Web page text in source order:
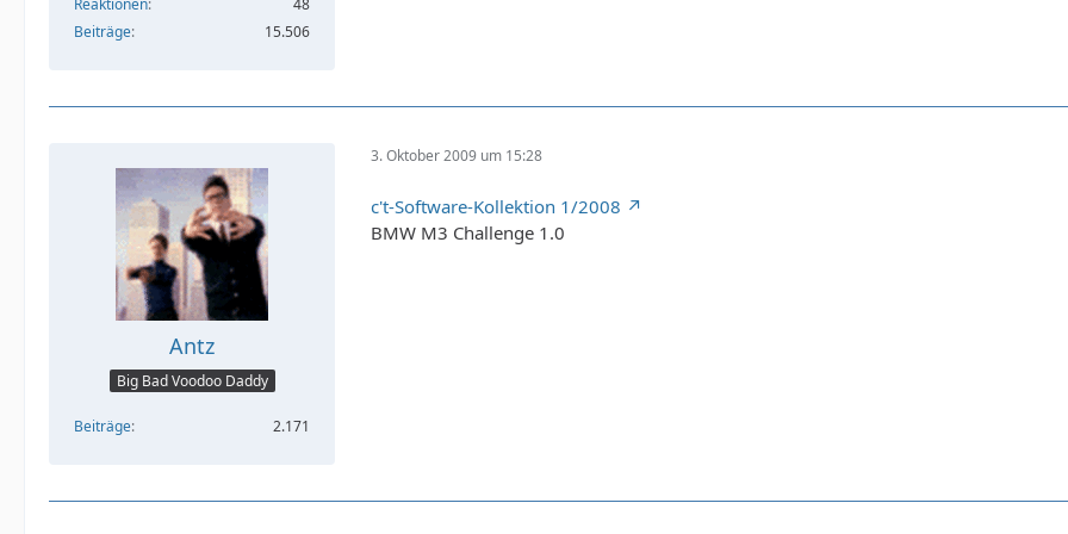
Beiträge
15.506
Antz
Big Bad Voodoo Daddy
Beiträge 2.171
3. Oktober 2009 um 15:28
c't-Software-Kollektion 1/2008
BMW M3 Challenge 1.0